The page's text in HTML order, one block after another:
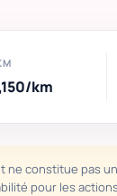
km
constitue pas
pour les